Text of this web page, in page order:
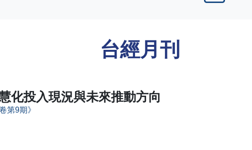
台經月刊
化投入現況與未來推動方向
第9期》